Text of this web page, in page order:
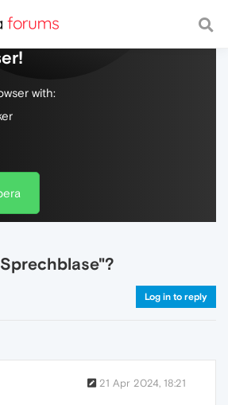
web, with a fast and
with:
Log in to reply
21 Apr 2024, 18:21